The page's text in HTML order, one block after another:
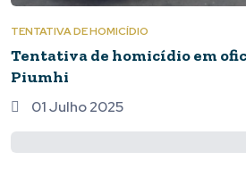
TENTATIVA DE HOMICÍDIO
Tentativa de homicídio em
Piumhi
01 Julho 2025